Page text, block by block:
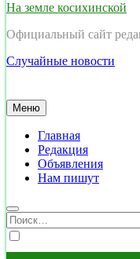
На земле косихинской
Официальный сайт
Случайные новости
Меню
Главная
Редакция
Объявления
Нам пишут
Найти: